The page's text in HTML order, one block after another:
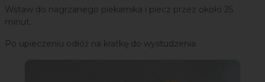
Wstaw do nagrzanego piekarnika i piecz przez około 25
minut.
Po upieczeniu odłóż na kratkę do wystudzenia.